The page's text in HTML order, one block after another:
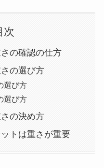
次
の確認の仕方
の選び方
選び方
選び方
の決め方
トは重さが重要